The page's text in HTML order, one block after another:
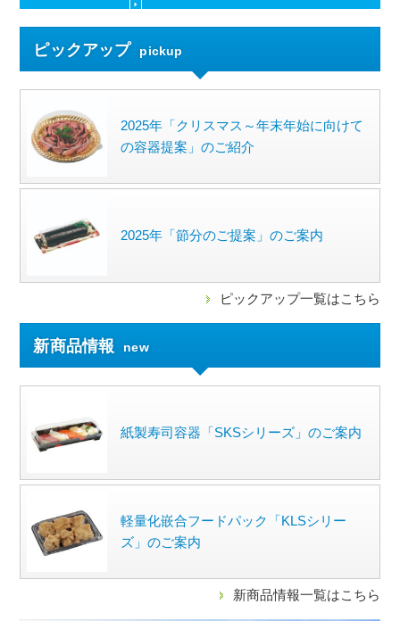
ピックアップ pickup
2025年「クリスマス～年末年始に向けて
の容器提案」のご紹介
2025年「節分のご提案」のご案内
ピックアップ一覧はこちら
新商品情報 new
紙製寿司容器「SKSシリーズ」のご案内
軽量化嵌合フードパック「KLSシリー
ズ」のご案内
新商品情報一覧はこちら